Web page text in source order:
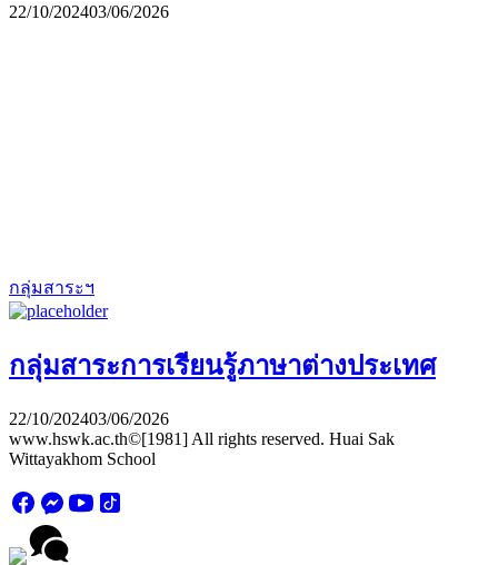
22/10/202403/06/2026
กลุ่มสาระฯ
กลุ่มสาระการเรียนรู้ภาษาต่างประเทศ
22/10/202403/06/2026
www.hswk.ac.th©[1981] All rights reserved. Huai Sak
Wittayakhom School